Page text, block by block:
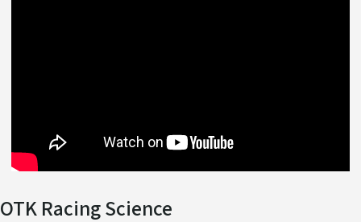
OTK Racing Science